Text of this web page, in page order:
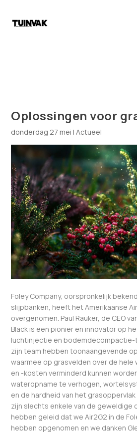
Oplossingen voor
donderdag 27 mei |Actueel
Foley Company, oorspronkelijk
slijpbanken, heeft het Amerikaanse
overgenomen. Paul Rauker, de CEO
Black is een pionier en innovator op
luchtinjectie en bodemdecompactie-
zijn team hebben toonaangevende
waarmee op grasvelden over de
en -kosten verminderd kunnen
wateropname te verhogen,
en de hardheid van het
zijn slechts enkele van de geweldige
hebben geleid dat we Air2G2 in de
hebben opgenomen en we danken